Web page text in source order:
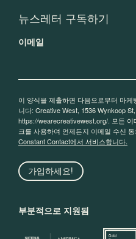
뉴스레터 구독하기
이메일
이 양식을 제출하면 다음으로부터 마
니다: Creative West, 1536 Wynkoop
https://wearecreativewest.org/. 모든
크를 사용하여 언제든지 이메일 수신
Constant Contact에서 서비스합니다.
가입하세요!
부분적으로 지원됨